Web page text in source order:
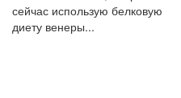
сейчас использую белковую
диету венеры...